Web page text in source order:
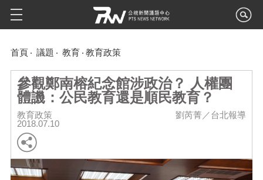
首頁 議題 教育 教育政策
參觀鄭南榕紀念館涉政治？ 人權團
體譏：公民教育還是順民教育？
教育政策
2018.07.10
劉芮菁／台北報導